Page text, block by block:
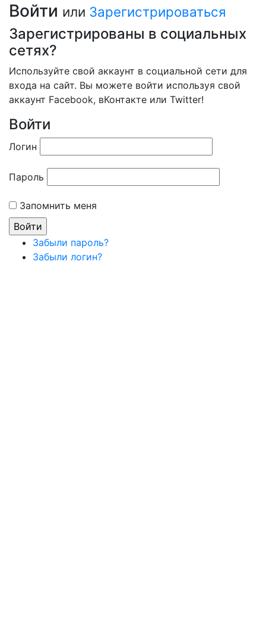
Войти или Зарегистрироваться
Зарегистрированы в социальных
сетях?
Используйте свой аккаунт в социальной сети для
входа на сайт. Вы можете войти используя свой
аккаунт Facebook, вКонтакте или Twitter!
Войти
Логин
Пароль
Запомнить меня
Забыли пароль?
Забыли логин?